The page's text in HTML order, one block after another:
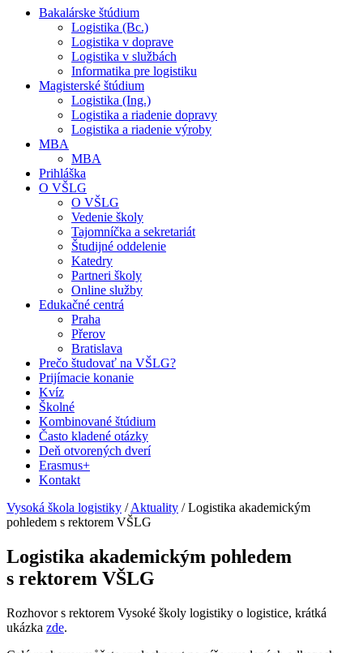
Bakalárske štúdium
Logistika (Bc.)
Logistika v doprave
Logistika v službách
Informatika pre logistiku
Magisterské štúdium
Logistika (Ing.)
Logistika a riadenie dopravy
Logistika a riadenie výroby
MBA
MBA
Prihláška
O VŠLG
O VŠLG
Vedenie školy
Tajomníčka a sekretariát
Študijné oddelenie
Katedry
Partneri školy
Online služby
Edukačné centrá
Praha
Přerov
Bratislava
Prečo študovať na VŠLG?
Prijímacie konanie
Kvíz
Školné
Kombinované štúdium
Často kladené otázky
Deň otvorených dverí
Erasmus+
Kontakt
Vysoká škola logistiky /Aktuality /Logistika akademickým
pohledem s rektorem VŠLG
Logistika akademickým pohledem
s rektorem VŠLG
Rozhovor s rektorem Vysoké školy logistiky o logistice, krátká
ukázka zde.